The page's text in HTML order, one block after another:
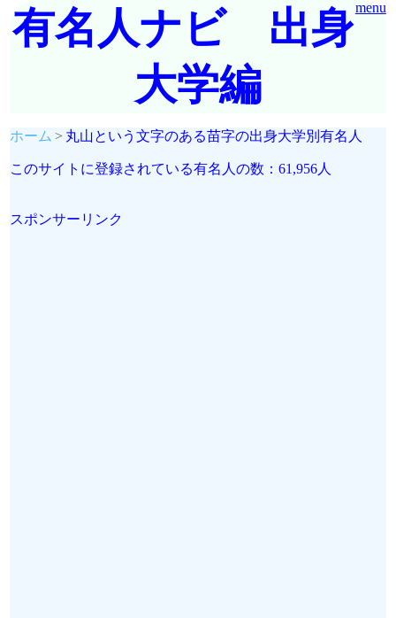
menu
有名人ナビ 出身
大学編
ホーム 丸山という文字のある苗字の出身大学別有名人
このサイトに登録されている有名人の数：61,956人
スポンサーリンク